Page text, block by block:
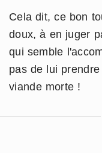
Cela dit, ce bon
doux, à en juger
qui semble
pas de lui
viande morte !